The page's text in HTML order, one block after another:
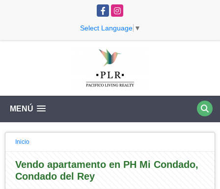
FacebookInstagram
Select Language ▼
MENÚ
Inicio
Vendo apartamento en PH Mi Condado,
Condado del Rey